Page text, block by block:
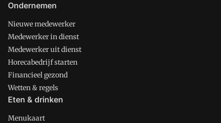
Ondernemen
Nieuwe medewerker
Medewerker in dienst
Medewerker uit dienst
Horecabedrijf starten
Financieel gezond
Wetten & regels
Eten & drinken
Menukaart